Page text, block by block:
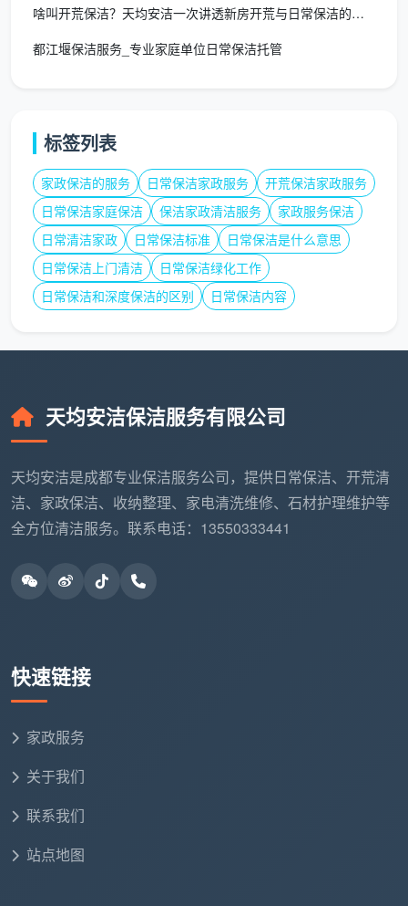
二手房翻新后开荒：旧家具撤场后的油污堆积、墙皮
脱落灰泥、老式厨房的岁月包浆，需要深度拆洗+开
店铺/办公室入驻前开荒
位。成都店铺开荒保洁和成都办公室开荒保洁服务，
夜间错峰施工，不耽误白天营业与办公。
工程交付精保洁：售楼部、样板间、精装楼盘的分户
验收清洁，按照地产商查验标准执行，提供完整清洁
报告。
准。拒绝表面光，只做可以被手电筒检验的清洁。如果
您正准备入住新房、翻新老宅或新店开业，不妨把繁琐
的开荒交给懂得干净的人，自己只负责带着期待和行
李，直接踏入一个通透、明亮、毫无装修痕迹的理想空
间。
啥叫开荒保洁？天均安洁一次讲透新房开荒与日常保洁的根本区别
都江堰保洁服务_专业家庭单位日常保洁托管
标签列表
家政保洁的服务 日常保洁家政服务
开荒保洁家政服务
日常保洁家庭保洁
保洁家政清洁服务
家政服务保洁
日常清洁家政
日常保洁标准
日常保洁是什么意思
日常保洁上门清洁
日常保洁绿化工作
日常保洁和深度保洁的区别
日常保洁内容
天均安洁保洁服务有限公司
天均安洁是成都专业保洁服务公司，提供日常保洁、开荒清
洁、家政保洁、收纳整理、家电清洗维修、石材护理维护等
全方位清洁服务。联系电话：13550333441
快速链接
家政服务
关于我们
联系我们
站点地图